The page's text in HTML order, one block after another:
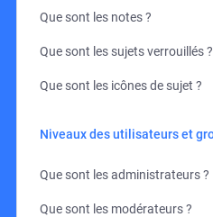
Que sont les notes ?
Que sont les sujets verrouillés ?
Que sont les icônes de sujet ?
Niveaux des utilisateurs et
Que sont les administrateurs ?
Que sont les modérateurs ?